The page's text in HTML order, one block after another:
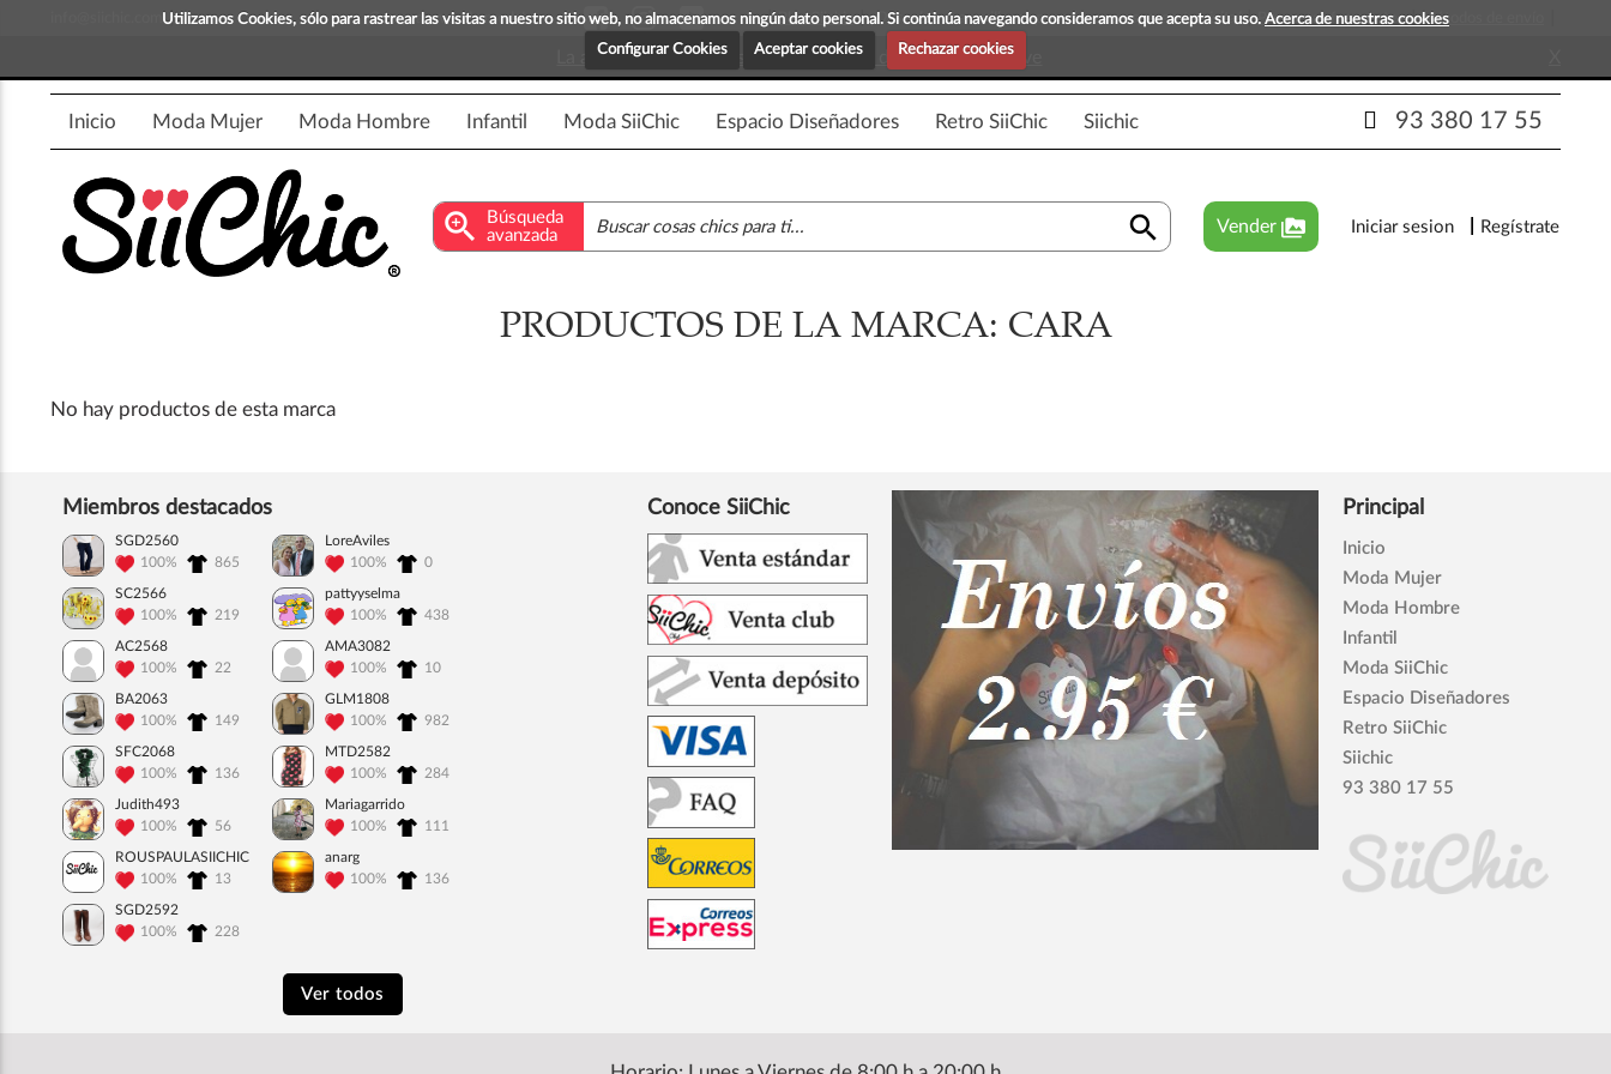
Utilizamos Cookies, sólo para rastrear las visitas a nuestro sitio web, no almacenamos ningún dato personal. Si continúa navegando consideramos que acepta su uso. Acerca de nuestras cookies
Configurar Cookies
Aceptar cookies Rechazar cookies
¡Compra y vende moda! Blog Siichic ¡Descubre maravillosas prendas que esperan tu visita! Preguntas frecuentes Métodos de envío
La app para android esta en fase beta, disponible en breve
Inicio Moda Mujer Moda Hombre Infantil Moda SiiChic Espacio Diseñadores Retro SiiChic Siichic 93 380 17 55
zoom_in
Búsqueda
avanzada
search Vender perm_media Iniciar sesion Regístrate
PRODUCTOS DE LA MARCA: CARA
No hay productos de esta marca
Miembros destacados
SGD2560
100%
865
LoreAviles
100%
0
SC2566
100%
219
pattyyselma
100%
438
AC2568
100%
22
AMA3082
100%
10
BA2063
100%
149
GLM1808
100%
982
SFC2068
100%
136
MTD2582
100%
284
Judith493
100%
56
Mariagarrido
100%
111
ROUSPAULASIICHIC
100%
13
anarg
100%
136
SGD2592
100%
228
Ver todos
Conoce SiiChic Principal
Inicio
Moda Mujer
Moda Hombre
Infantil
Moda SiiChic
Espacio Diseñadores
Retro SiiChic
Siichic
93 380 17 55